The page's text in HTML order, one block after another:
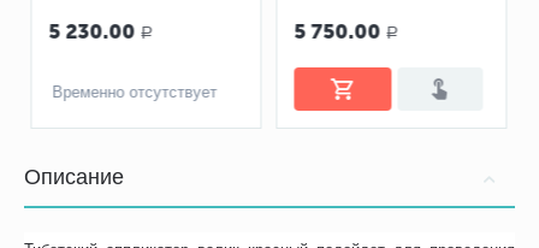
5 230.00 Р
Временно отсутствует
5 750.00 Р
Описание